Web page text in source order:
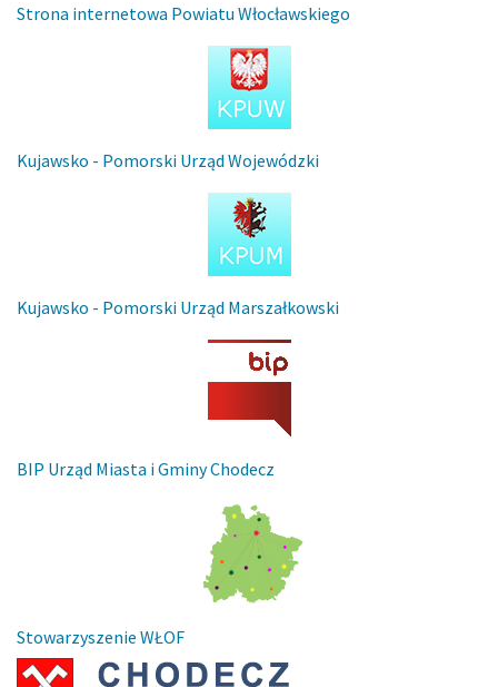
Strona internetowa Powiatu Włocławskiego
Kujawsko - Pomorski Urząd Wojewódzki
Kujawsko - Pomorski Urząd Marszałkowski
BIP Urząd Miasta i Gminy Chodecz
Stowarzyszenie WŁOF